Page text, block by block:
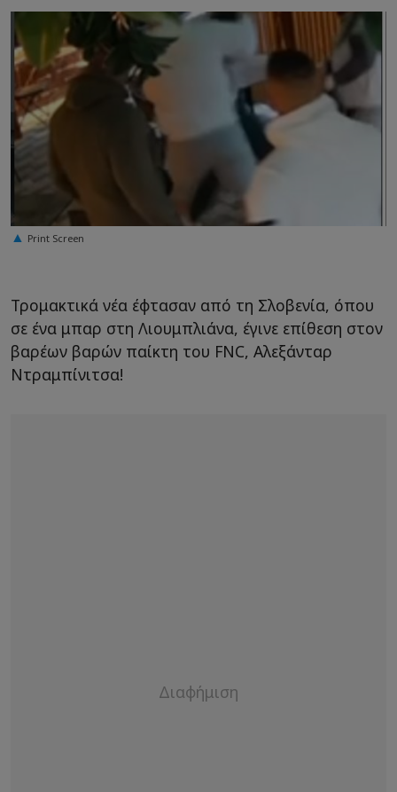
Print Screen
Τρομακτικά νέα έφτασαν από τη Σλοβενία, όπου
σε ένα μπαρ στη Λιουμπλιάνα, έγινε επίθεση στον
βαρέων βαρών παίκτη του FNC, Αλεξάνταρ
Ντραμπίνιτσα!